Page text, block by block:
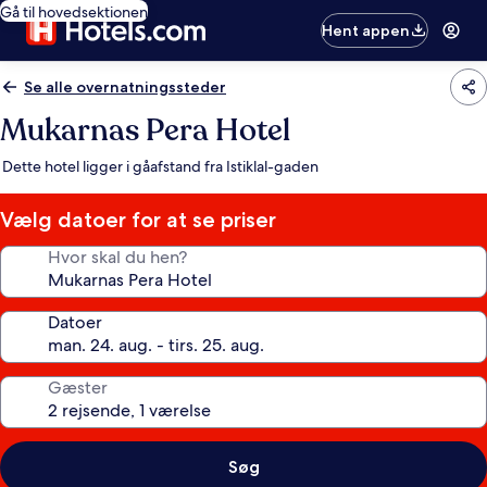
Gå til hovedsektionen
Hent appen
Se alle overnatningssteder
Mukarnas Pera Hotel
Dette hotel ligger i gåafstand fra Istiklal-gaden
Vælg datoer for at se priser
Hvor skal du hen?
Datoer
Gæster
Søg